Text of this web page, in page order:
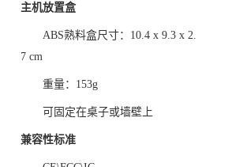
主机放置盒
ABS熟料盒尺寸： 10.4 x 9.3 x 2.
7 cm
重量： 153g
可固定在桌子或墙壁上
兼容性标准